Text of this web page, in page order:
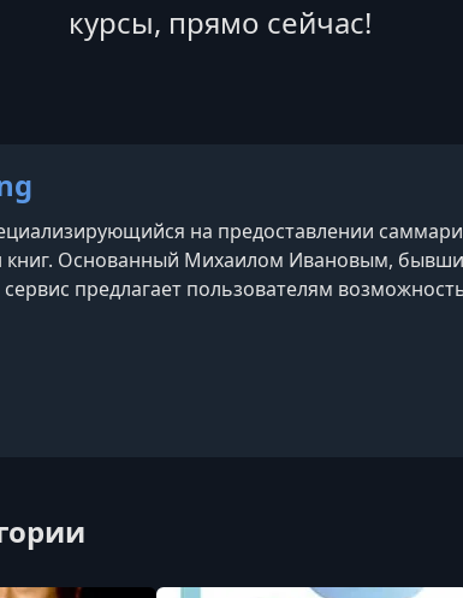
курсы, прямо сейчас!
на предоставлении
Основанный Михаилом Ивановым,
предлагает пользователям
популярных произведений в сжатом